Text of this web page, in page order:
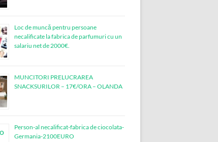
Loc de muncǎ pentru persoane
necalificate la fabrica de parfumuri cu un
salariu net de 2000€.
MUNCITORI PRELUCRAREA
SNACKSURILOR – 17€/ORA – OLANDA
Person-al necalificat-fabrica de ciocolata-
Germania-2100EURO